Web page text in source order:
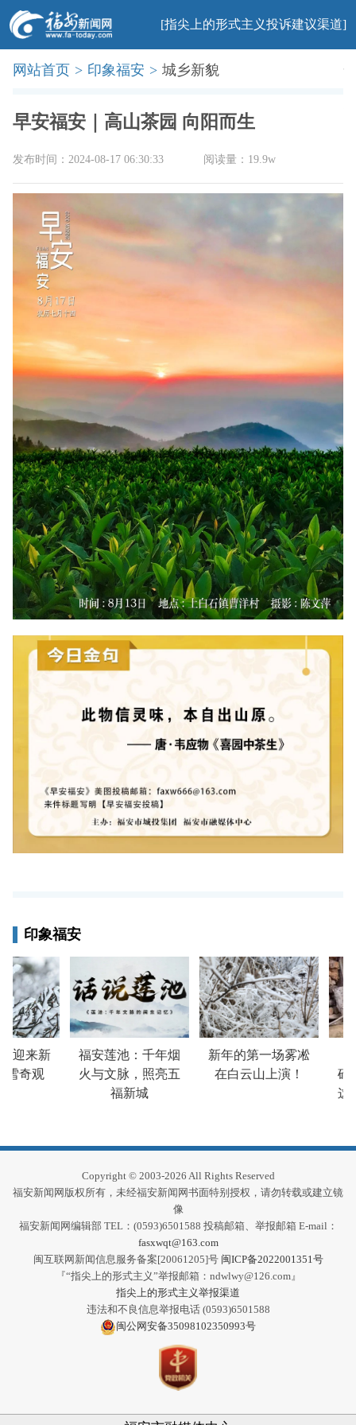
[指尖上的形式主义投诉建议渠道]
首页 新闻 社会 民生 法治
教育
网站首页 > 印象福安 > 城乡新貌
早安福安｜高山茶园 向阳而生
阅读量：19.9w
发布时间：2024-08-17 06:30:33
印象福安
迎来新
奇观
福安莲池：千年烟
火与文脉，照亮五
福新城
新年的第一场雾凇
在白云山上演！
碓
这
Copyright © 2003-2026 All Rights Reserved
福安新闻网版权所有，未经福安新闻网书面特别授权，请勿转载或建立镜
像
福安新闻网编辑部 TEL：(0593)6501588 投稿邮箱、举报邮箱 E-mail：
fasxwqt@163.com
闽互联网新闻信息服务备案[20061205]号 闽ICP备2022001351号
『“指尖上的形式主义”举报邮箱：ndwlwy@126.com』
指尖上的形式主义举报渠道
违法和不良信息举报电话 (0593)6501588
闽公网安备35098102350993号